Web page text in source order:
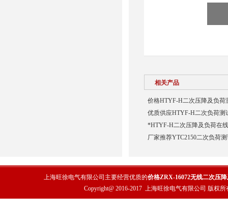
相关产品
价格HTYF-H二次压降及负荷
优质供应HTYF-H二次负荷测
*HTYF-H二次压降及负荷在
厂家推荐YTC2150二次负荷
上海旺徐电气有限公司主要经营优质的价格ZRX-16072无线二次压
Copyright@ 2016-2017 上海旺徐电气有限公司 版权